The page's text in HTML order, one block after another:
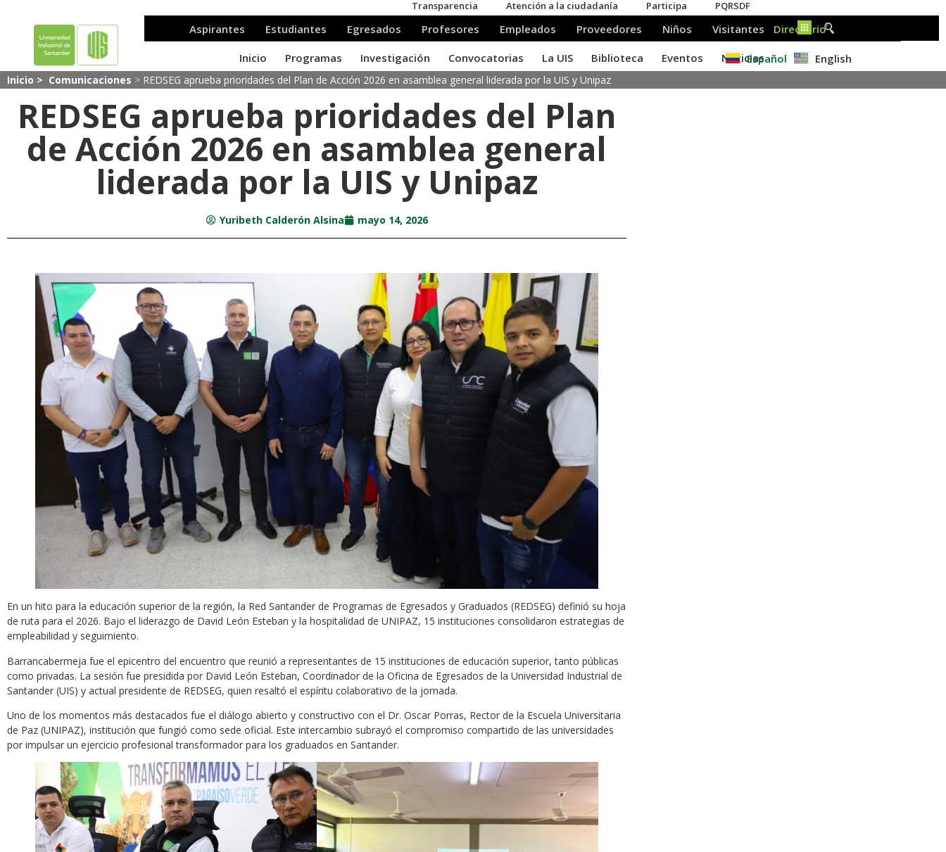
Español English
Inicio > Comunicaciones > REDSEG aprueba prioridades del Plan de Acción 2026 en asamblea general liderada por la UIS y Unipaz
REDSEG aprueba prioridades del Plan
de Acción 2026 en asamblea general
liderada por la UIS y Unipaz
Yuribeth Calderón Alsina mayo 14, 2026
En un hito para la educación superior de la región, la Red Santander de Programas de Egresados y Graduados (REDSEG) definió su hoja
de ruta para el 2026. Bajo el liderazgo de David León Esteban y la hospitalidad de UNIPAZ, 15 instituciones consolidaron estrategias de
empleabilidad y seguimiento.
Barrancabermeja fue el epicentro del encuentro que reunió a representantes de 15 instituciones de educación superior, tanto públicas
como privadas. La sesión fue presidida por David León Esteban, Coordinador de la Oficina de Egresados de la Universidad Industrial de
Santander (UIS) y actual presidente de REDSEG, quien resaltó el espíritu colaborativo de la jornada.
Uno de los momentos más destacados fue el diálogo abierto y constructivo con el Dr. Oscar Porras, Rector de la Escuela Universitaria
de Paz (UNIPAZ), institución que fungió como sede oficial. Este intercambio subrayó el compromiso compartido de las universidades
por impulsar un ejercicio profesional transformador para los graduados en Santander.